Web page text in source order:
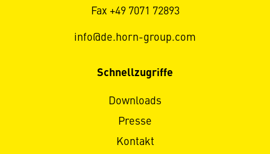
Fax +49 7071 72893
info@de.horn-group.com
Schnellzugriffe
Downloads
Presse
Kontakt